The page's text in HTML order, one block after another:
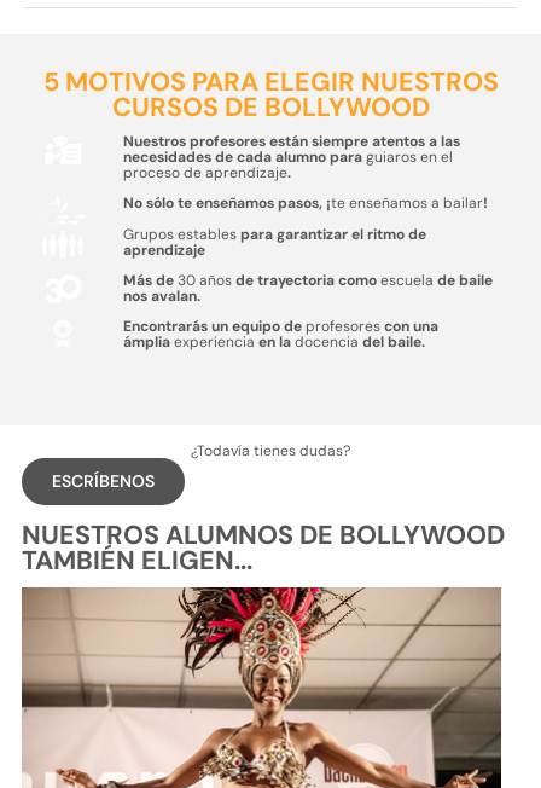
5 MOTIVOS PARA ELEGIR NUESTROS
CURSOS DE BOLLYWOOD
Nuestros profesores están siempre atentos a las
necesidades de cada alumno paraguiaros en el
proceso de aprendizaje.
No sólo te enseñamos pasos, ¡te enseñamos a bailar!
Grupos establespara garantizar el ritmo de
aprendizaje
Más de30 añosde trayectoria comoescuela de baile
nos avalan.
Encontrarás un equipo deprofesorescon una
ámpliaexperiencia en ladocencia del baile.
¿Todavía tienes dudas?
ESCRÍBENOS
NUESTROS ALUMNOS DE BOLLYWOOD
TAMBIÉN ELIGEN...